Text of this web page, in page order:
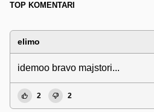
TOP KOMENTARI
elimo
idemoo bravo majstori...
2 2